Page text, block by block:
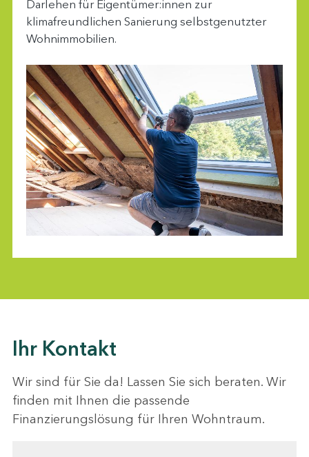
Darlehen für Eigentümer:innen zur
klimafreundlichen Sanierung selbstgenutzter
Wohnimmobilien.
Ihr Kontakt
Wir sind für Sie da! Lassen Sie sich beraten. Wir
finden mit Ihnen die passende
Finanzierungslösung für Ihren Wohntraum.